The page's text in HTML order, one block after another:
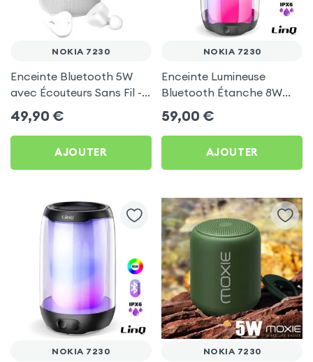
NOKIA 7230
Enceinte Bluetooth 5W
avec Écouteurs Sans Fil -
Akashi pour Nokia 7230
49,90 €
AJOUTER
NOKIA 7230
Enceinte Lumineuse
Bluetooth Étanche 8W
avec LED RGB - LinQ pour
Nokia 7230
59,00 €
AJOUTER
NOKIA 7230 NOKIA 7230